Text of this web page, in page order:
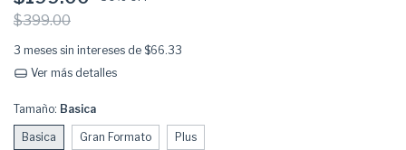
$399.00
3 meses sin intereses de $66.33
Ver más detalles
Tamaño: Basica
Basica Gran Formato Plus